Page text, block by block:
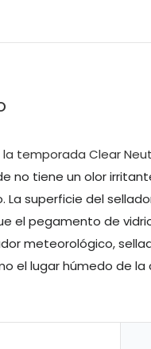
no tiene un olor
superficie del
el pegamento de
meteorológico,
el lugar húmedo de